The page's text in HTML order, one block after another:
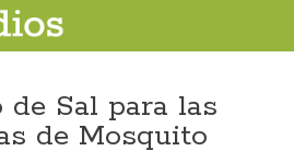
de Sal para las
de Mosquito